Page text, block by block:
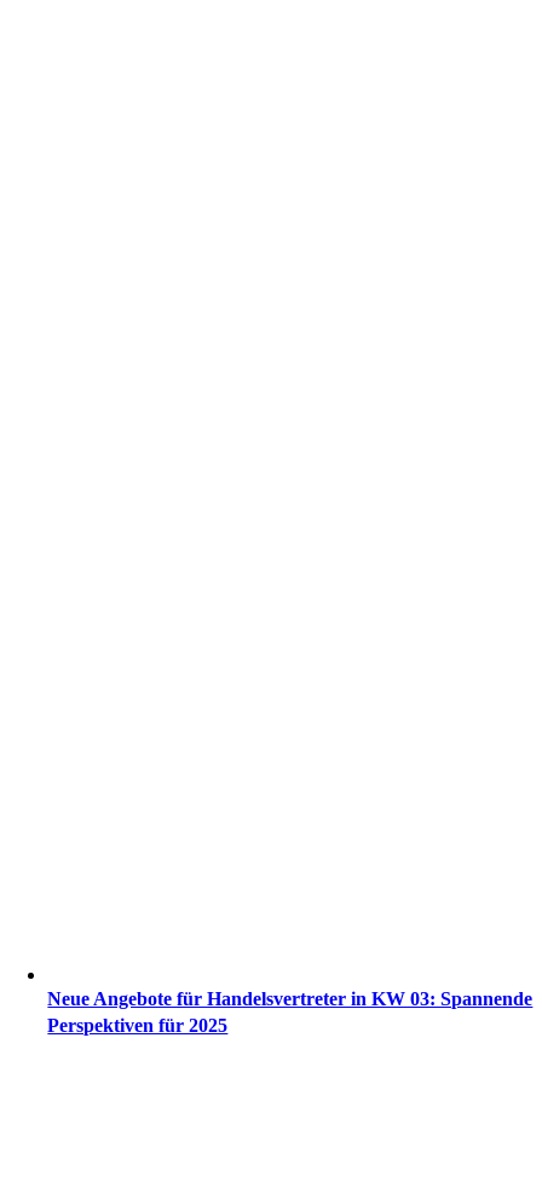
Neue Angebote für Handelsvertreter in KW 03: Spannende
Perspektiven für 2025